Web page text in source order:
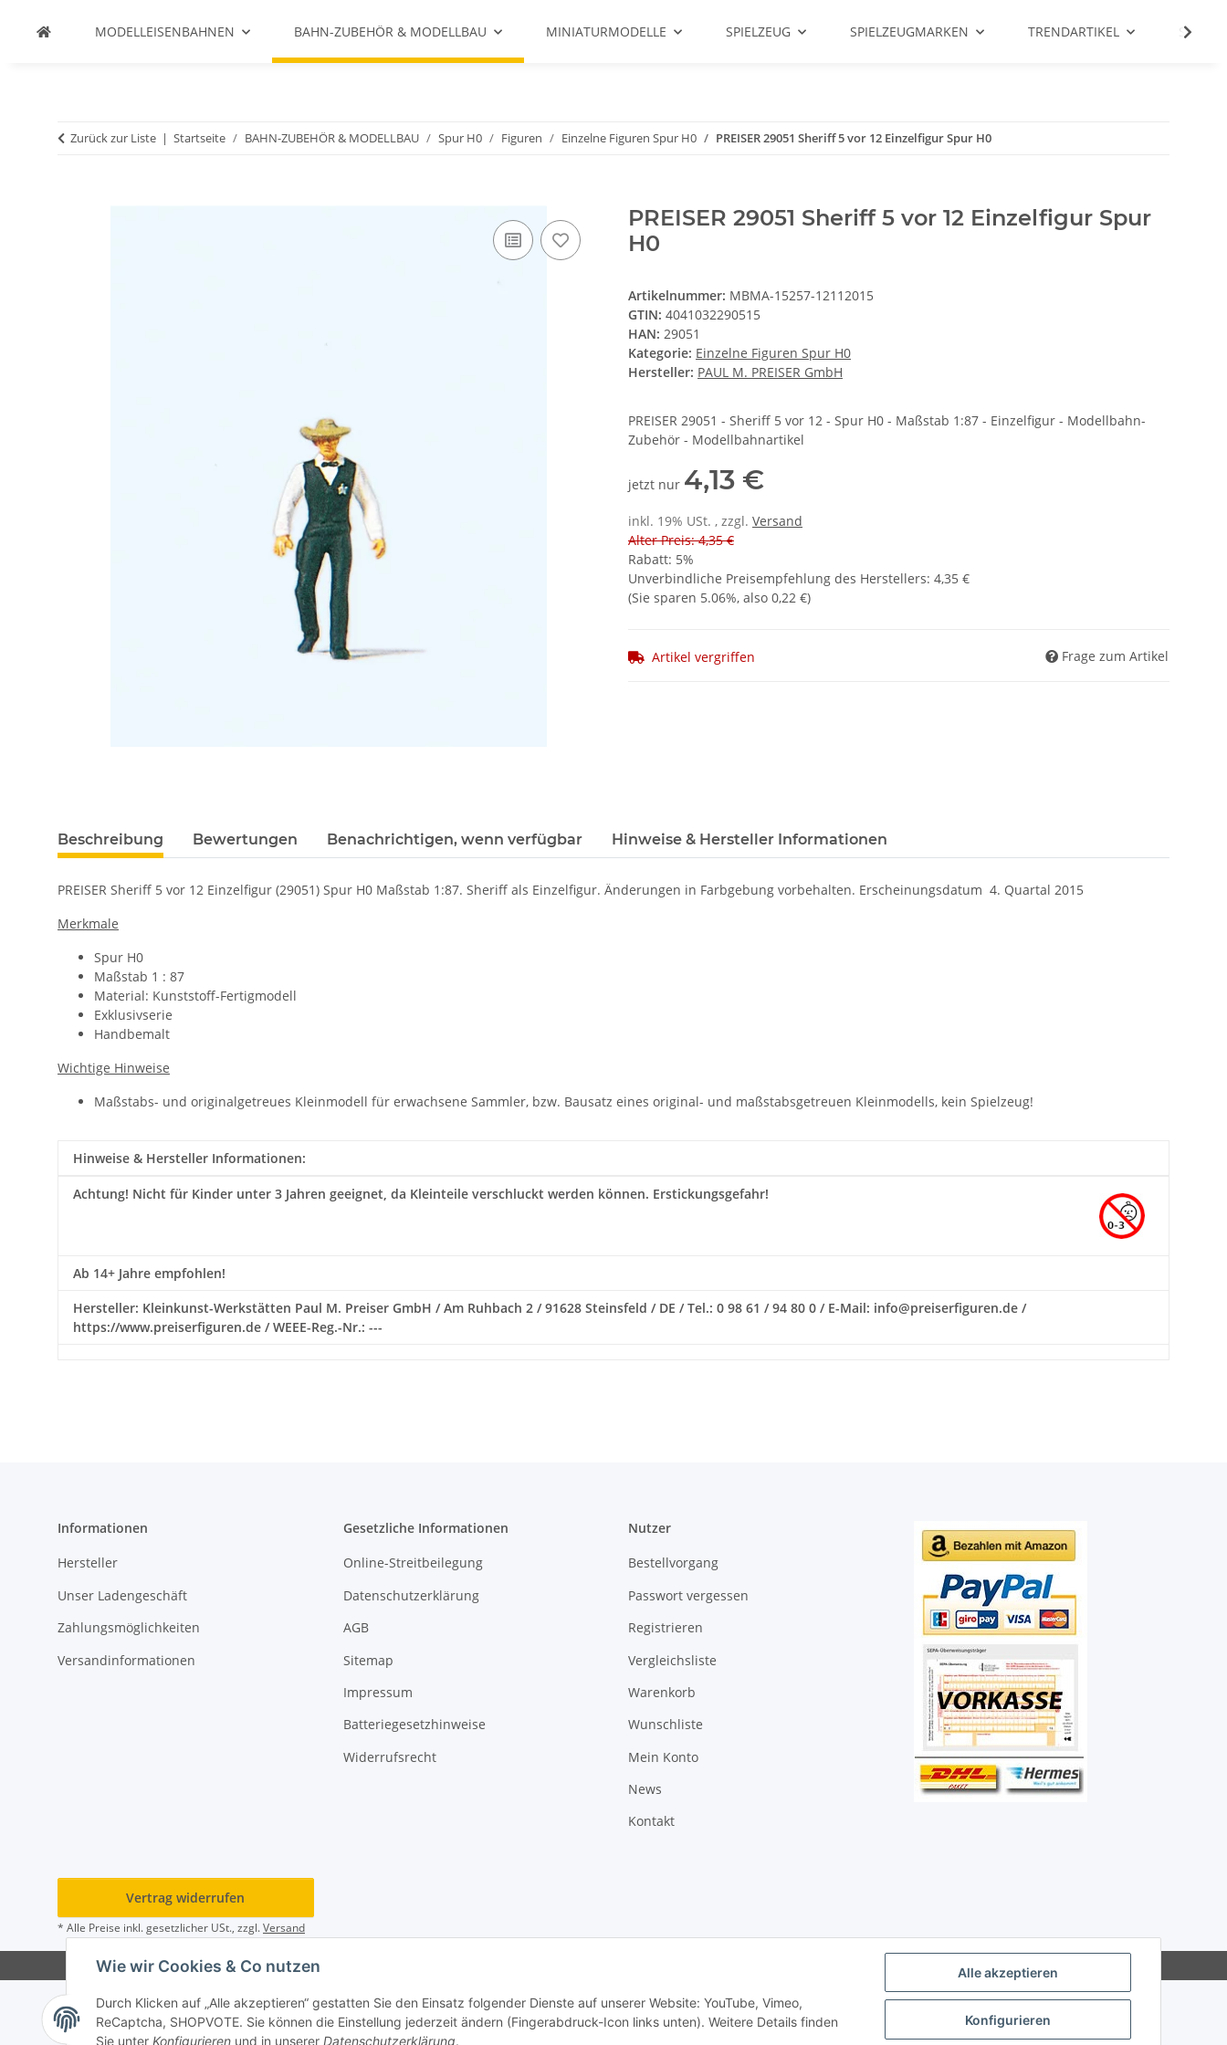
Alle akzeptieren
Konfigurieren
Wie wir Cookies & Co nutzen
Durch Klicken auf „Alle akzeptieren“ gestatten Sie den Einsatz folgender Dienste auf unserer Website: YouTube, Vimeo,
ReCaptcha, SHOPVOTE. Sie können die Einstellung jederzeit ändern (Fingerabdruck-Icon links unten). Weitere Details finden
Sie unter Konfigurieren und in unserer Datenschutzerklärung.
MODELLEISENBAHNEN BAHN-ZUBEHÖR & MODELLBAU MINIATURMODELLE SPIELZEUG SPIELZEUGMARKEN TRENDARTIKEL SALE %
Zurück zur Liste Startseite BAHN-ZUBEHÖR & MODELLBAU Spur H0 Figuren Einzelne Figuren Spur H0 PREISER 29051 Sheriff 5 vor 12 Einzelfigur Spur H0
PREISER 29051 Sheriff 5 vor 12 Einzelfigur Spur
H0
Artikelnummer: MBMA-15257-12112015
GTIN: 4041032290515
HAN: 29051
Kategorie: Einzelne Figuren Spur H0
Hersteller: PAUL M. PREISER GmbH
PREISER 29051 - Sheriff 5 vor 12 - Spur H0 - Maßstab 1:87 - Einzelfigur - Modellbahn-
Zubehör - Modellbahnartikel
jetzt nur 4,13 €
inkl. 19% USt. , zzgl. Versand
Alter Preis: 4,35 €
Rabatt: 5%
Unverbindliche Preisempfehlung des Herstellers: 4,35 €
(Sie sparen 5.06%, also 0,22 €)
Artikel vergriffen Frage zum Artikel
Beschreibung Bewertungen Benachrichtigen, wenn verfügbar Hinweise & Hersteller Informationen
PREISER Sheriff 5 vor 12 Einzelfigur (29051) Spur H0 Maßstab 1:87. Sheriff als Einzelfigur. Änderungen in Farbgebung vorbehalten. Erscheinungsdatum 4. Quartal 2015
Merkmale
Spur H0
Maßstab 1 : 87
Material: Kunststoff-Fertigmodell
Exklusivserie
Handbemalt
Wichtige Hinweise
Maßstabs- und originalgetreues Kleinmodell für erwachsene Sammler, bzw. Bausatz eines original- und maßstabsgetreuen Kleinmodells, kein Spielzeug!
Hinweise & Hersteller Informationen:
Achtung! Nicht für Kinder unter 3 Jahren geeignet, da Kleinteile verschluckt werden können. Erstickungsgefahr!
Ab 14+ Jahre empfohlen!
Hersteller: Kleinkunst-Werkstätten Paul M. Preiser GmbH / Am Ruhbach 2 / 91628 Steinsfeld / DE / Tel.: 0 98 61 / 94 80 0 / E-Mail: info@preiserfiguren.de /
https://www.preiserfiguren.de / WEEE-Reg.-Nr.: ---
Informationen
Hersteller
Unser Ladengeschäft
Zahlungsmöglichkeiten
Versandinformationen
Gesetzliche Informationen
Online-Streitbeilegung
Datenschutzerklärung
AGB
Sitemap
Impressum
Batteriegesetzhinweise
Widerrufsrecht
Nutzer
Bestellvorgang
Passwort vergessen
Registrieren
Vergleichsliste
Warenkorb
Wunschliste
Mein Konto
News
Kontakt
Vertrag widerrufen
* Alle Preise inkl. gesetzlicher USt., zzgl.Versand